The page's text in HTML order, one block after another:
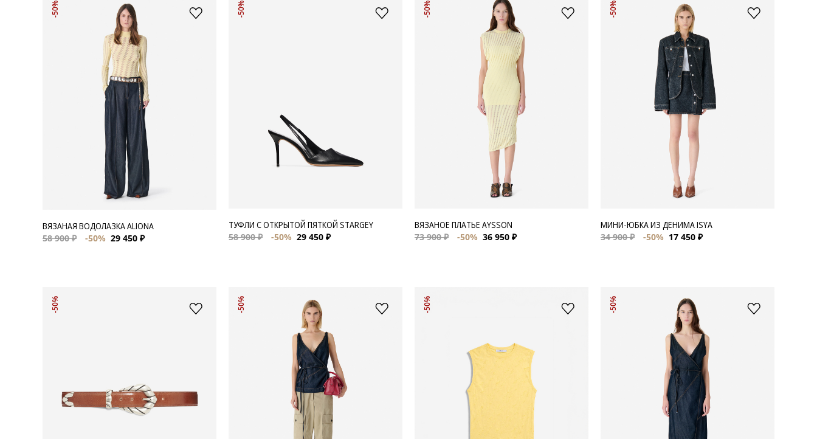
-50%
ВЯЗАНАЯ ВОДОЛАЗКА ALIONA
58 900 ₽
-50% 29 450 ₽
-50%
ТУФЛИ С ОТКРЫТОЙ ПЯТКОЙ STARGEY
58 900 ₽
-50% 29 450 ₽
-50%
ВЯЗАНОЕ ПЛАТЬЕ AYSSON
73 900 ₽
-50% 36 950 ₽
-50%
МИНИ-ЮБКА ИЗ ДЕНИМА ISYA
34 900 ₽
-50% 17 450 ₽
-50% -50% -50% -50%